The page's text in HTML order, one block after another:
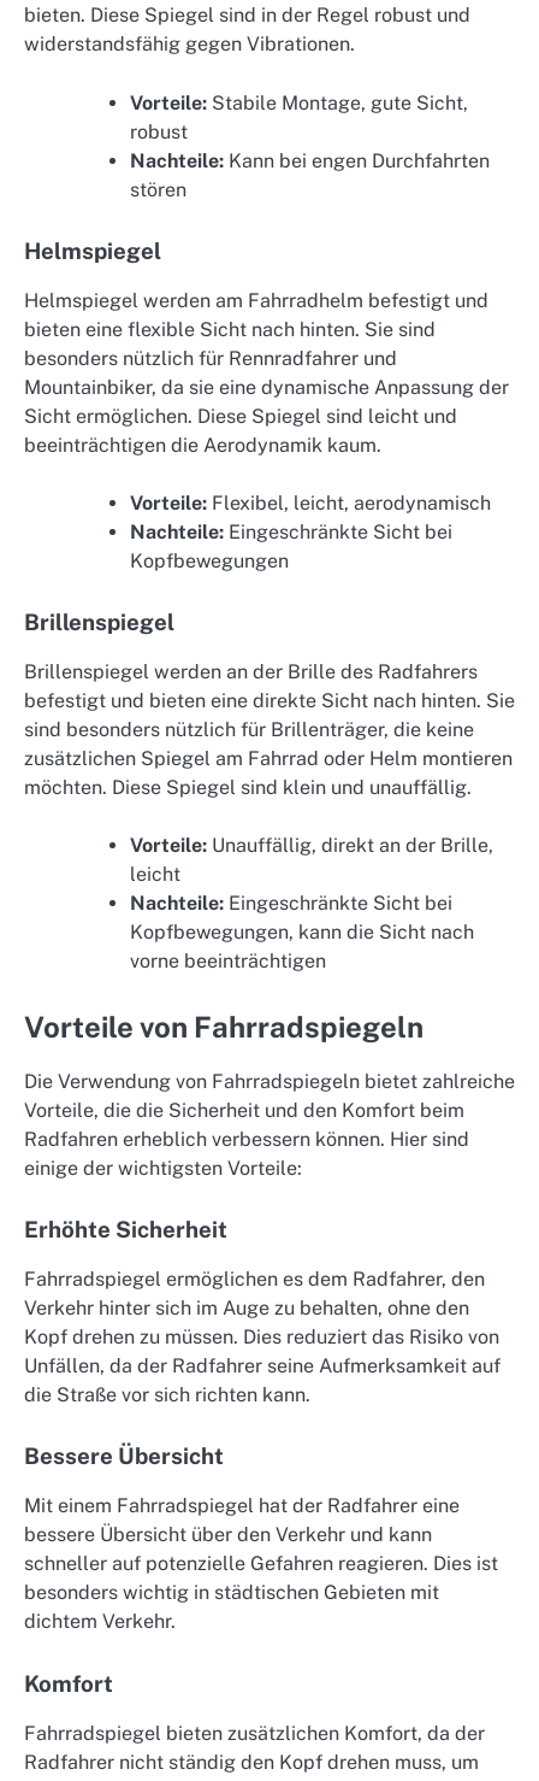
bieten. Diese Spiegel sind in der Regel robust und
widerstandsfähig gegen Vibrationen.
Vorteile: Stabile Montage, gute Sicht,
robust
Nachteile: Kann bei engen Durchfahrten
stören
Helmspiegel
Helmspiegel werden am Fahrradhelm befestigt und
bieten eine flexible Sicht nach hinten. Sie sind
besonders nützlich für Rennradfahrer und
Mountainbiker, da sie eine dynamische Anpassung der
Sicht ermöglichen. Diese Spiegel sind leicht und
beeinträchtigen die Aerodynamik kaum.
Vorteile: Flexibel, leicht, aerodynamisch
Nachteile: Eingeschränkte Sicht bei
Kopfbewegungen
Brillenspiegel
Brillenspiegel werden an der Brille des Radfahrers
befestigt und bieten eine direkte Sicht nach hinten. Sie
sind besonders nützlich für Brillenträger, die keine
zusätzlichen Spiegel am Fahrrad oder Helm montieren
möchten. Diese Spiegel sind klein und unauffällig.
Vorteile: Unauffällig, direkt an der Brille,
leicht
Nachteile: Eingeschränkte Sicht bei
Kopfbewegungen, kann die Sicht nach
vorne beeinträchtigen
Vorteile von Fahrradspiegeln
Die Verwendung von Fahrradspiegeln bietet zahlreiche
Vorteile, die die Sicherheit und den Komfort beim
Radfahren erheblich verbessern können. Hier sind
einige der wichtigsten Vorteile:
Erhöhte Sicherheit
Fahrradspiegel ermöglichen es dem Radfahrer, den
Verkehr hinter sich im Auge zu behalten, ohne den
Kopf drehen zu müssen. Dies reduziert das Risiko von
Unfällen, da der Radfahrer seine Aufmerksamkeit auf
die Straße vor sich richten kann.
Bessere Übersicht
Mit einem Fahrradspiegel hat der Radfahrer eine
bessere Übersicht über den Verkehr und kann
schneller auf potenzielle Gefahren reagieren. Dies ist
besonders wichtig in städtischen Gebieten mit
dichtem Verkehr.
Komfort
Fahrradspiegel bieten zusätzlichen Komfort, da der
Radfahrer nicht ständig den Kopf drehen muss, um